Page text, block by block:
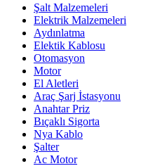
Şalt Malzemeleri
Elektrik Malzemeleri
Aydınlatma
Elektik Kablosu
Otomasyon
Motor
El Aletleri
Araç Şarj İstasyonu
Anahtar Priz
Bıçaklı Sigorta
Nya Kablo
Şalter
Ac Motor